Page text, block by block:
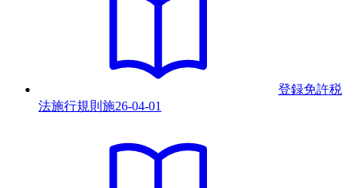
登録免許税
法施行規則 施26-04-01